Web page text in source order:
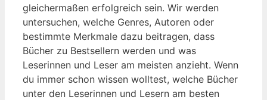
gleichermaßen erfolgreich sein. Wir werden
untersuchen, welche Genres, Autoren oder
bestimmte Merkmale dazu beitragen, dass
Bücher zu Bestsellern werden und was
Leserinnen und Leser am meisten anzieht. Wenn
du immer schon wissen wolltest, welche Bücher
unter den Leserinnen und Lesern am besten